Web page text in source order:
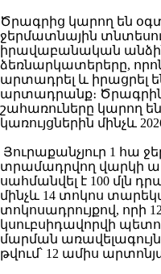
Ծրագրից կարող են
ջերմատնային
իրավաբանական
ձեռնարկատերերը,
արտադրել և իրացրել
արտադրանք։
շահառուները կարող
կառույցներին մինչև
Յուրաքանչյուր 1 հա
տրամադրվող վարկի
սահմանվել է 100 մլն
մինչև 14 տոկոս
տոկոսադրույքով, որի
կսուբսիդավորվի
մարման
թվում՝ 12 ամիս